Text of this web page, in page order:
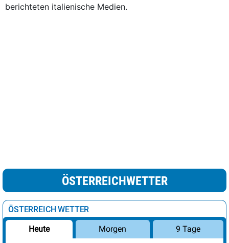
berichteten italienische Medien.
ÖSTERREICHWETTER
ÖSTERREICH WETTER
Heute Morgen 9 Tage